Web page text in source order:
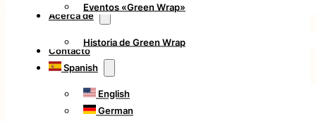
Eventos «Green Wrap»
Acerca de
Historia de Green Wrap
Contacto
Spanish
English
German